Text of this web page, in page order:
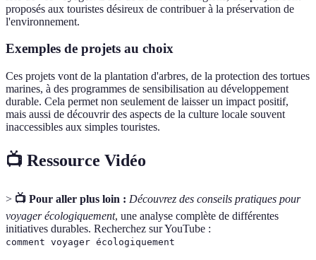
proposés aux touristes désireux de contribuer à la préservation de
l'environnement.
Exemples de projets au choix
Ces projets vont de la plantation d'arbres, de la protection des tortues
marines, à des programmes de sensibilisation au développement
durable. Cela permet non seulement de laisser un impact positif,
mais aussi de découvrir des aspects de la culture locale souvent
inaccessibles aux simples touristes.
📺 Ressource Vidéo
> 📺 Pour aller plus loin : Découvrez des conseils pratiques pour
voyager écologiquement, une analyse complète de différentes
initiatives durables. Recherchez sur YouTube :
comment voyager écologiquement